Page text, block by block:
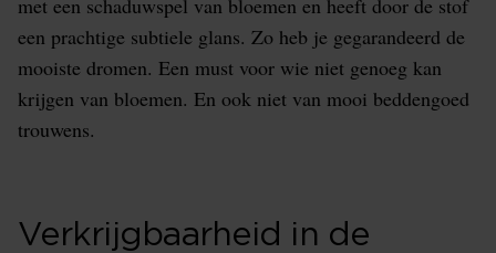
met een schaduwspel van bloemen en heeft door de stof
een prachtige subtiele glans. Zo heb je gegarandeerd de
mooiste dromen. Een must voor wie niet genoeg kan
krijgen van bloemen. En ook niet van mooi beddengoed
trouwens.
Verkrijgbaarheid in de